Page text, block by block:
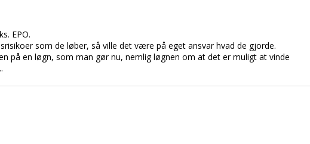
EPO.
som de løber, så ville det være på eget ansvar hvad de gjorde.
på en løgn, som man gør nu, nemlig løgnen om at det er muligt at vinde